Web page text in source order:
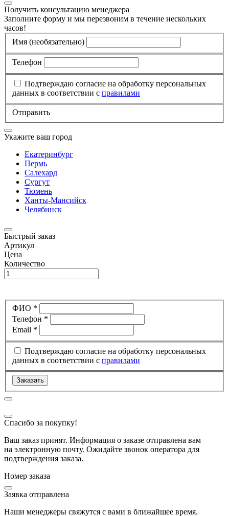
Получить консультацию менеджера
Заполните форму и мы перезвоним в течение нескольких
часов!
Имя (необязательно)
Телефон
Подтверждаю согласие на обработку персональных
данных в соответствии с правилами
Отправить
Укажите ваш город
Екатеринбург
Пермь
Салехард
Сургут
Тюмень
Ханты-Мансийск
Челябинск
Быстрый заказ
Артикул
Цена
Количество
ФИО *
Телефон *
Email *
Подтверждаю согласие на обработку персональных
данных в соответствии с правилами
Заказать
Спасибо за покупку!
Ваш заказ принят. Информация о заказе отправлена вам
на электронную почту. Ожидайте звонок оператора для
подтверждения заказа.
Номер заказа
Заявка отправлена
Наши менеджеры свяжутся с вами в ближайшее время.